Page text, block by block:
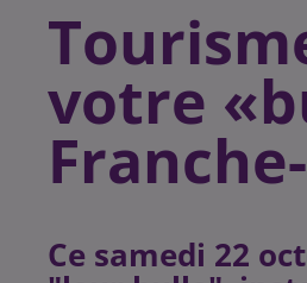
votre
Ce samedi 22